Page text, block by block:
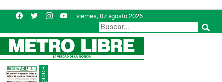
viernes, 07 agosto 2026